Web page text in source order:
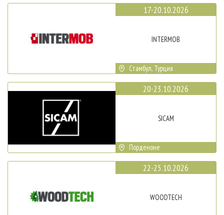
17-20.10.2026
INTERMOB
Стамбул, Турция
20-23.10.2026
SICAM
Порденоне
22-25.10.2026
WOODTECH